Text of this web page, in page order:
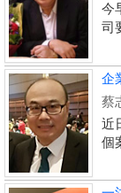
今
司
企
蔡
近
個